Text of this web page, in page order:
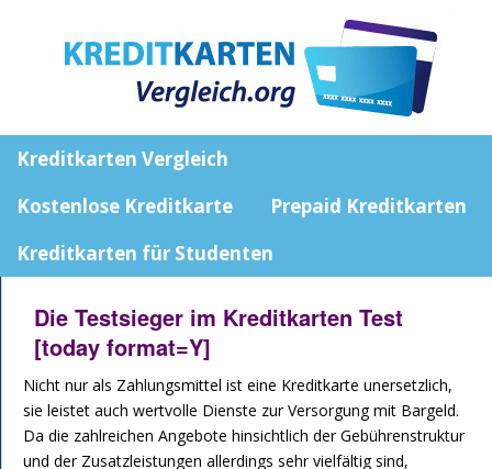
Kreditkarten Vergleich
Kostenlose Kreditkarte
Prepaid Kreditkarten
Kreditkarten für Studenten
Die Testsieger im Kreditkarten Test
[today format=Y]
Nicht nur als Zahlungsmittel ist eine Kreditkarte unersetzlich,
sie leistet auch wertvolle Dienste zur Versorgung mit Bargeld.
Da die zahlreichen Angebote hinsichtlich der Gebührenstruktur
und der Zusatzleistungen allerdings sehr vielfältig sind,